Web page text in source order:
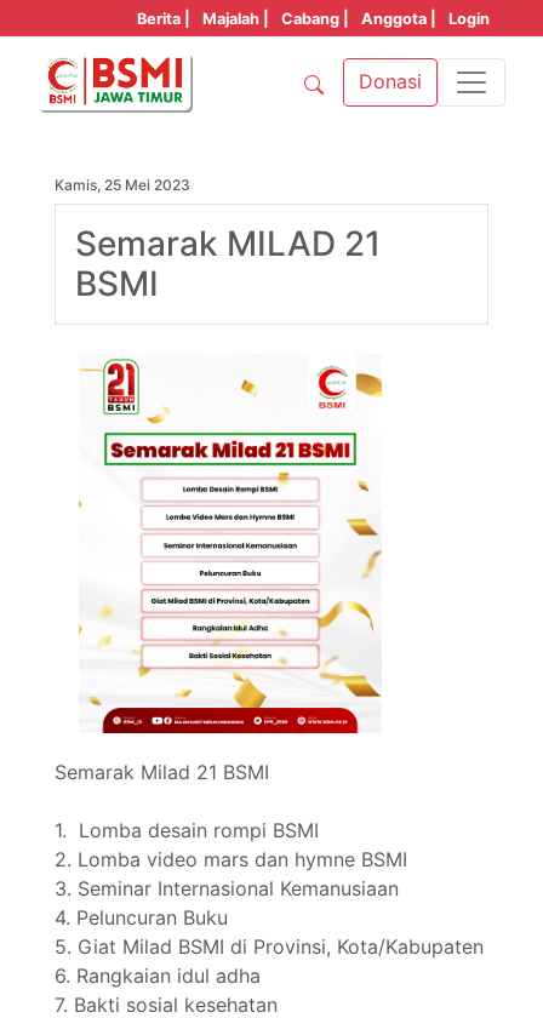
Berita | Majalah | Cabang | Anggota | Login
Donasi
Kamis, 25 Mei 2023
Semarak MILAD 21
BSMI
Semarak Milad 21 BSMI
1. Lomba desain rompi BSMI
2. Lomba video mars dan hymne BSMI
3. Seminar Internasional Kemanusiaan
4. Peluncuran Buku
5. Giat Milad BSMI di Provinsi, Kota/Kabupaten
6. Rangkaian idul adha
7. Bakti sosial kesehatan